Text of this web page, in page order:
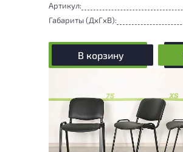
Артикул:
Габариты (ДxГxВ):
В корзину